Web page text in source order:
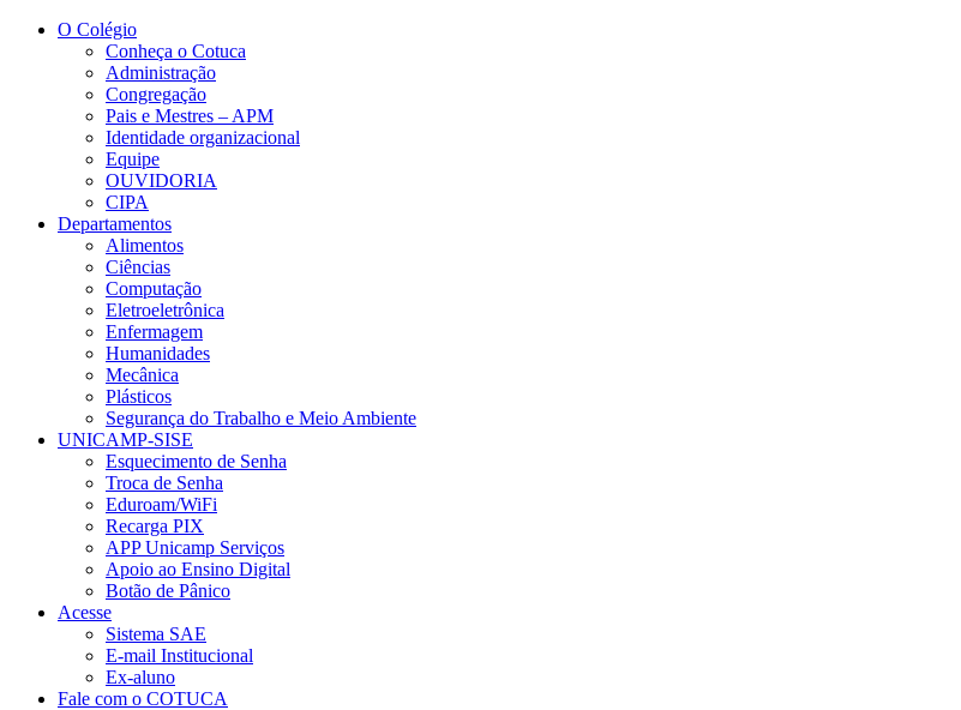
Conteúdo principal
O Colégio
Conheça o Cotuca
Administração
Congregação
Pais e Mestres – APM
Identidade organizacional
Equipe
OUVIDORIA
CIPA
Departamentos
Alimentos
Ciências
Computação
Eletroeletrônica
Enfermagem
Humanidades
Mecânica
Plásticos
Segurança do Trabalho e Meio Ambiente
UNICAMP-SISE
Esquecimento de Senha
Troca de Senha
Eduroam/WiFi
Recarga PIX
APP Unicamp Serviços
Apoio ao Ensino Digital
Botão de Pânico
Acesse
Sistema SAE
E-mail Institucional
Ex-aluno
Fale com o COTUCA